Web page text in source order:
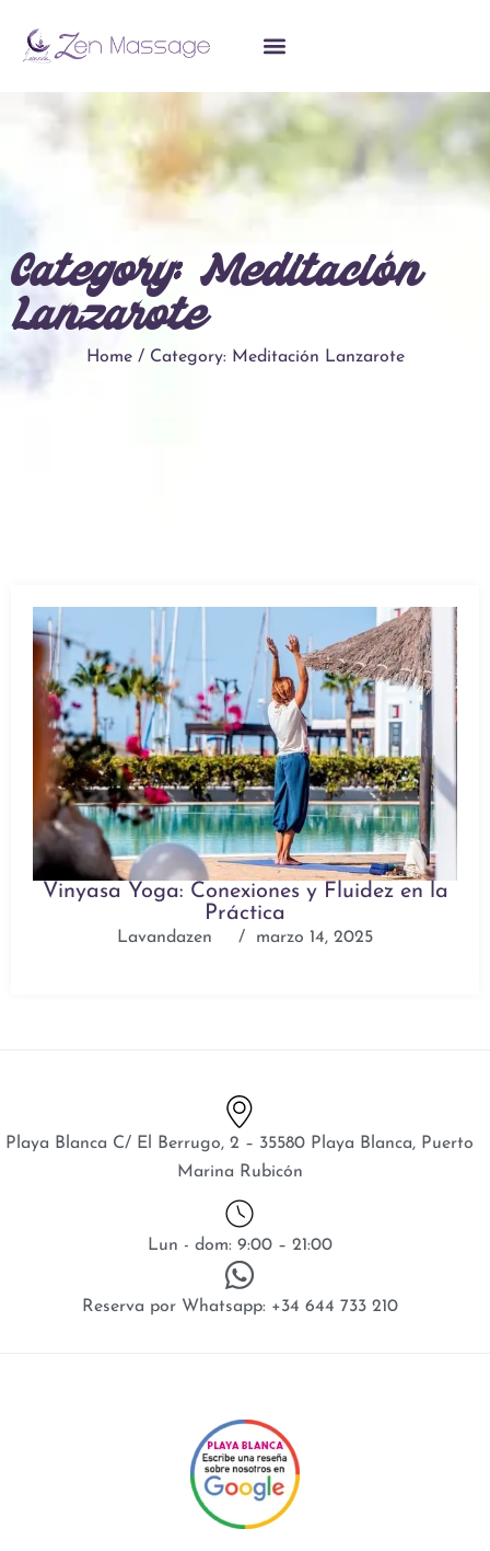
Category: Meditación
Lanzarote
Home / Category: Meditación Lanzarote
Vinyasa Yoga: Conexiones y Fluidez en la
Práctica
Lavandazen / marzo 14, 2025
Playa Blanca C/ El Berrugo, 2 – 35580 Playa Blanca, Puerto
Marina Rubicón
Lun - dom: 9:00 – 21:00
Reserva por Whatsapp: +34 644 733 210